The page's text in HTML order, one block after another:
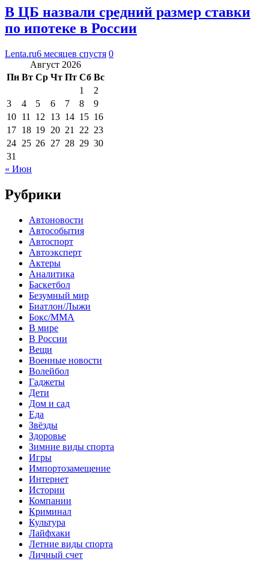
В ЦБ назвали средний размер ставки
по ипотеке в России
Lenta.ru6 месяцев спустя 0
Август 2026
Пн Вт Ср Чт Пт Сб Вс
1
2
3
4 5 6 7 8
9
10 11 12 13 14 15 16
17 18 19 20 21 22 23
24 25 26 27 28 29 30
31
« Июн
Рубрики
Автоновости
Автособытия
Автоспорт
Автоэксперт
Актеры
Аналитика
Баскетбол
Безумный мир
Биатлон/Лыжи
Бокс/MMA
В мире
В России
Вещи
Военные новости
Волейбол
Гаджеты
Дети
Дом и сад
Еда
Звёзды
Здоровье
Зимние виды спорта
Игры
Импортозамещение
Интернет
Истории
Компании
Криминал
Культура
Лайфхаки
Летние виды спорта
Личный счет